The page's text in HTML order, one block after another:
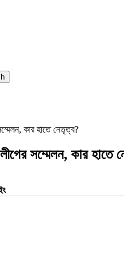
কার হাতে নেতৃত্ব?
সম্মেলন, কার হাতে